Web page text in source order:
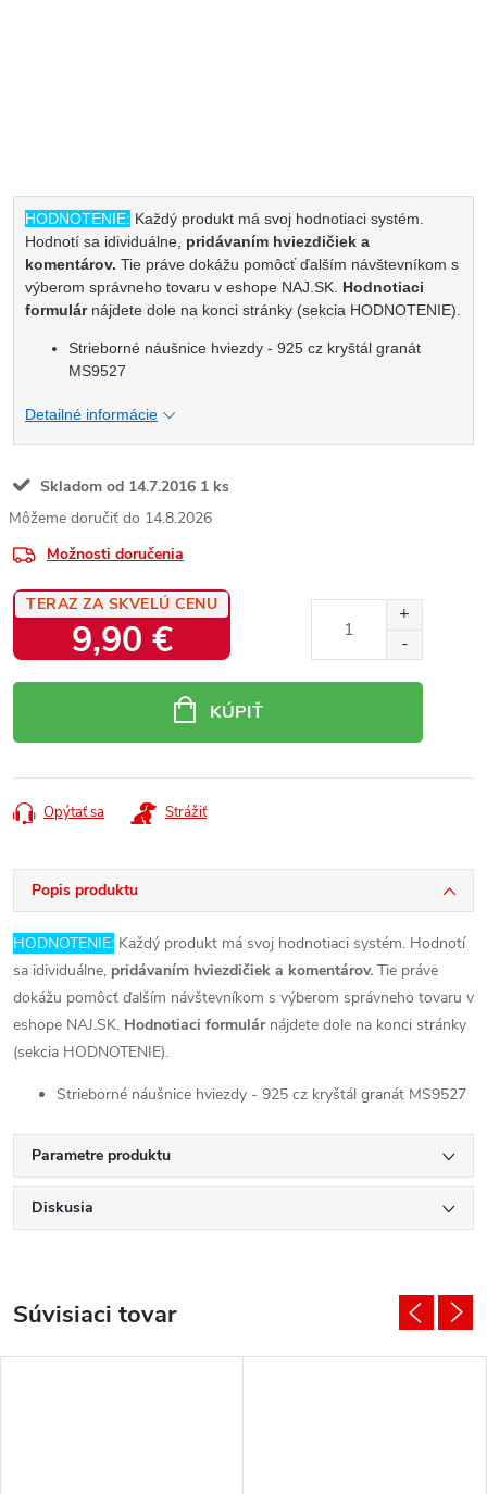
HODNOTENIE: Každý produkt má svoj hodnotiaci systém.
Hodnotí sa idividuálne, pridávaním hviezdičiek a
komentárov. Tie práve dokážu pomôcť ďalším návštevníkom s
výberom správneho tovaru v eshope NAJ.SK. Hodnotiaci
formulárnájdete dole na konci stránky (sekcia HODNOTENIE).
Strieborné náušnice hviezdy - 925 cz kryštál granát
MS9527
Detailné informácie
Skladom od 14.7.2016 1 ks
14.8.2026
Možnosti doručenia
TERAZ ZA SKVELÚ CENU
9,90 €
KÚPIŤ
Opýtať sa Strážiť
Popis produktu
HODNOTENIE: Každý produkt má svoj hodnotiaci systém. Hodnotí
sa idividuálne, pridávaním hviezdičiek a komentárov. Tie práve
dokážu pomôcť ďalším návštevníkom s výberom správneho tovaru v
eshope NAJ.SK. Hodnotiaci formulárnájdete dole na konci stránky
(sekcia HODNOTENIE).
Strieborné náušnice hviezdy - 925 cz kryštál granát MS9527
Parametre produktu
Diskusia
Súvisiaci tovar